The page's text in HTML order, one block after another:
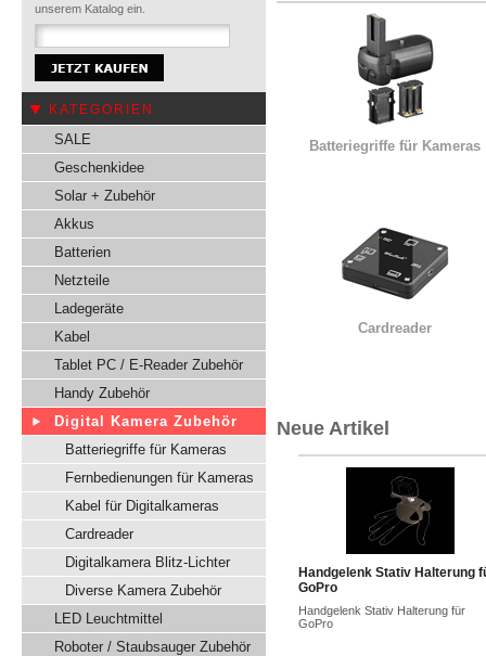
unserem Katalog ein.
KATEGORIEN
SALE
Geschenkidee
Solar + Zubehör
Akkus
Batterien
Netzteile
Ladegeräte
Kabel
Tablet PC / E-Reader Zubehör
Handy Zubehör
Digital Kamera Zubehör
Batteriegriffe für Kameras
Fernbedienungen für Kameras
Kabel für Digitalkameras
Cardreader
Digitalkamera Blitz-Lichter
Diverse Kamera Zubehör
LED Leuchtmittel
Roboter / Staubsauger Zubehör
Batteriegriffe für Kameras
Cardreader
Neue Artikel
Handgelenk Stativ Halterung
GoPro
Handgelenk Stativ Halterung für
GoPro